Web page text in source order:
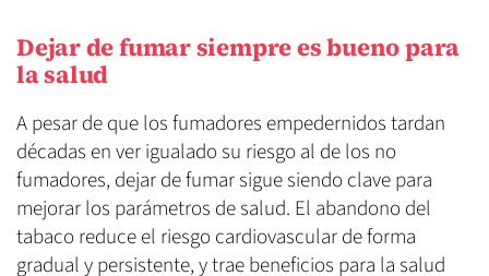
Dejar de fumar siempre es bueno para
la salud
A pesar de que los fumadores empedernidos tardan
décadas en ver igualado su riesgo al de los no
fumadores, dejar de fumar sigue siendo clave para
mejorar los parámetros de salud. El abandono del
tabaco reduce el riesgo cardiovascular de forma
gradual y persistente, y trae beneficios para la salud